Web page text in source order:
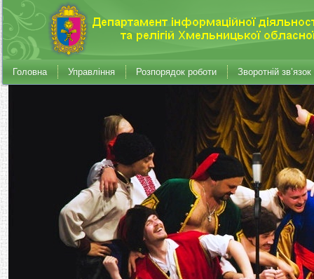
Головна Управління Розпорядок роботи Зворотній зв’язок